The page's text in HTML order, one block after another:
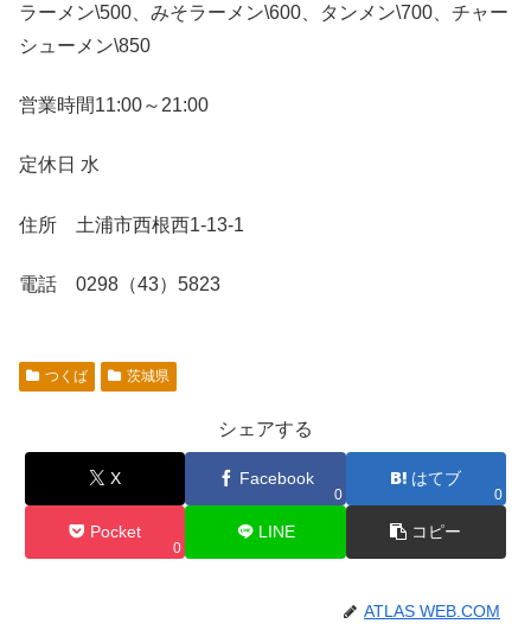
ラーメン\500、みそラーメン\600、タンメン\700、チャー
シューメン\850
営業時間11:00～21:00
定休日 水
住所 土浦市西根西1-13-1
電話 0298（43）5823
つくば 茨城県
シェアする
X Facebook
0
はてブ
0
Pocket
0
LINE コピー
ATLAS WEB.COM